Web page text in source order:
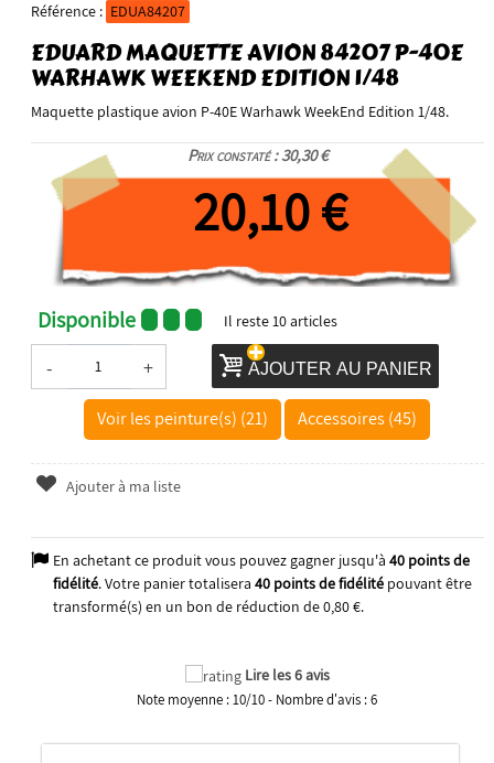
Référence : EDUA84207
EDUARD MAQUETTE AVION 84207 P-40E
WARHAWK WEEKEND EDITION 1/48
Maquette plastique avion P-40E Warhawk WeekEnd Edition 1/48.
Prix constaté : 30,30 €
20,10 €
Disponible Il reste10articles
- + AJOUTER AU PANIER
Voir les peinture(s) (21) Accessoires (45)
Ajouter à ma liste
En achetant ce produit vous pouvez gagner jusqu'à 40points de
fidélité. Votre panier totalisera 40points de fidélitépouvant être
transformé(s) en un bon de réduction de0,80 €.
Lire les 6 avis
Note moyenne :10/10- Nombre d'avis :6